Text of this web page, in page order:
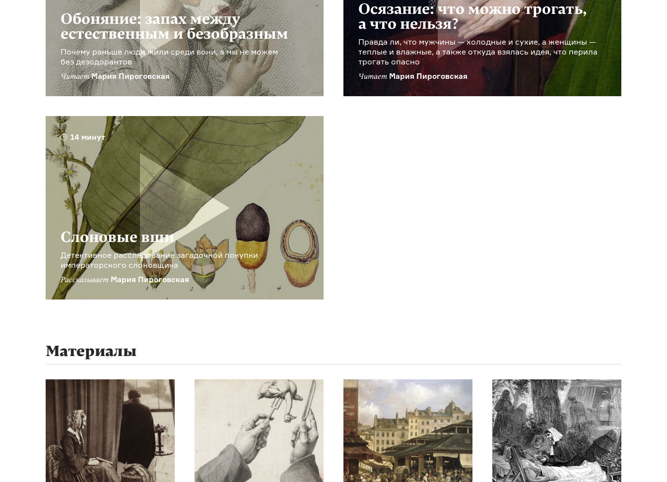
Обоняние: запах между
естественным и безобразным
Почему раньше люди жили среди вони, а мы не можем
без дезодорантов
ЧитаетМария Пироговская
Осязание: что можно трогать,
а что нельзя?
Правда ли, что мужчины — холодные и сухие, а женщины —
теплые и влажные, а также откуда взялась идея, что перила
трогать опасно
Читает Мария Пироговская
14 минут
Слоновые вши
Детективное расследование загадочной покупки
императорского слоновщика
Рассказывает Мария Пироговская
Материалы